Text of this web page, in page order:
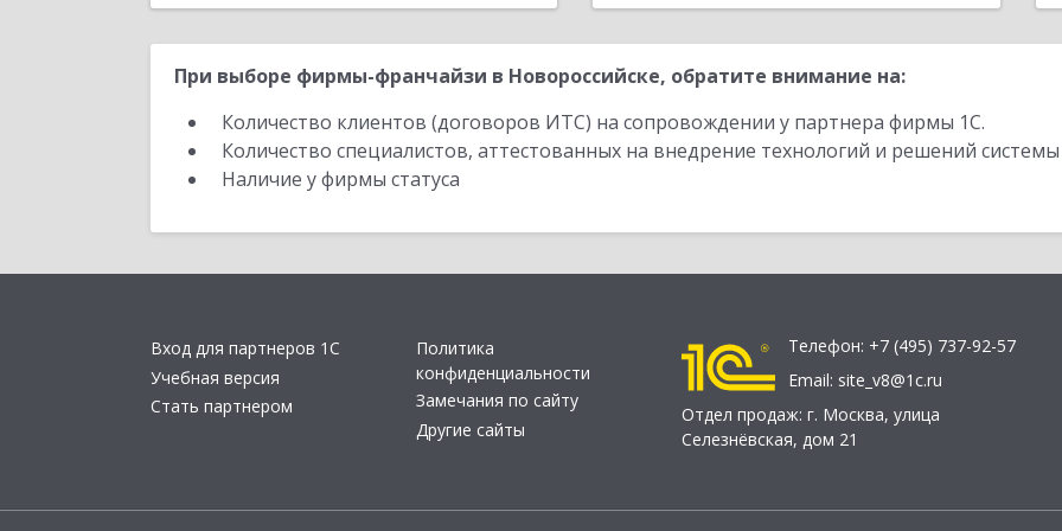
При выборе фирмы-франчайзи в Новороссийске, обратите внимание на:
Количество клиентов (договоров ИТС) на сопровождении у партнера фирмы 1С.
Количество специалистов, аттестованных на внедрение технологий и решений
Наличие у фирмы статуса
Вход для партнеров 1С
Учебная версия
Стать партнером
Политика
конфиденциальности
Замечания по сайту
Другие сайты
Телефон: +7 (495) 737-92-57
Email: site_v8@1c.ru
Отдел продаж: г. Москва, улица
Селезнёвская, дом 21